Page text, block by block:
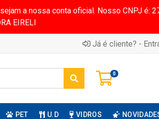
a nossa conta oficial. Nosso CNPJ é:
EIRELI
Já é cliente? -
0
PET U.D VIDROS